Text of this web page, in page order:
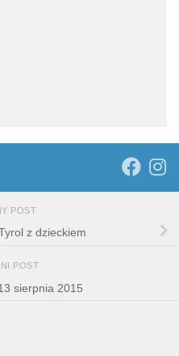
POST
z dzieckiem
POST
sierpnia 2015